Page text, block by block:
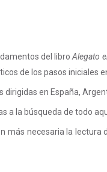
del libroAlegato
de los pasos iniciales
en España,
a la búsqueda de todo
más necesaria la